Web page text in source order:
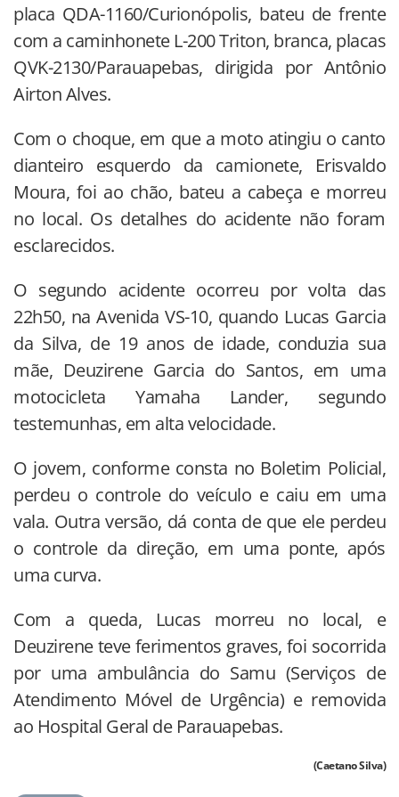
placa QDA-1160/Curionópolis, bateu de frente
com a caminhonete L-200 Triton, branca, placas
QVK-2130/Parauapebas, dirigida por Antônio
Airton Alves.
Com o choque, em que a moto atingiu o canto
dianteiro esquerdo da camionete, Erisvaldo
Moura, foi ao chão, bateu a cabeça e morreu
no local. Os detalhes do acidente não foram
esclarecidos.
O segundo acidente ocorreu por volta das
22h50, na Avenida VS-10, quando Lucas Garcia
da Silva, de 19 anos de idade, conduzia sua
mãe, Deuzirene Garcia do Santos, em uma
motocicleta Yamaha Lander, segundo
testemunhas, em alta velocidade.
O jovem, conforme consta no Boletim Policial,
perdeu o controle do veículo e caiu em uma
vala. Outra versão, dá conta de que ele perdeu
o controle da direção, em uma ponte, após
uma curva.
Com a queda, Lucas morreu no local, e
Deuzirene teve ferimentos graves, foi socorrida
por uma ambulância do Samu (Serviços de
Atendimento Móvel de Urgência) e removida
ao Hospital Geral de Parauapebas.
(Caetano Silva)